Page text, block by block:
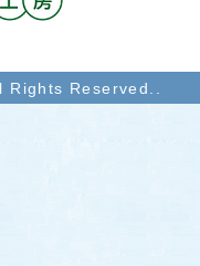
Reserved..